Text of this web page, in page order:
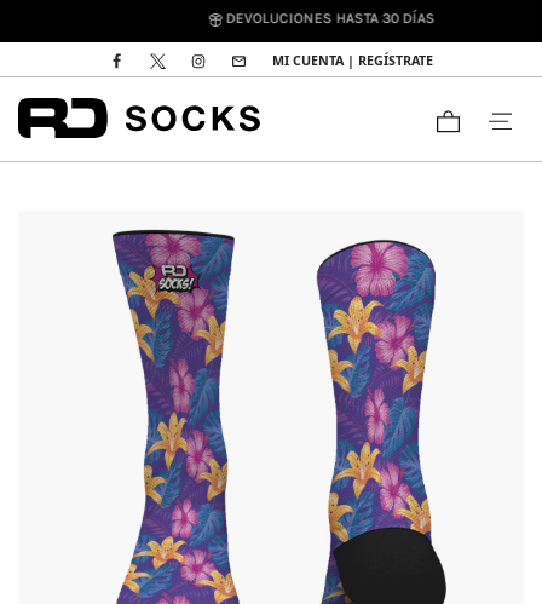
DEVOLUCIONES HASTA 30 DÍAS
MI CUENTA | REGÍSTRATE